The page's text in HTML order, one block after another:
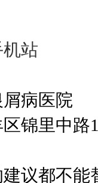
站
病医院
锦里中
议都不